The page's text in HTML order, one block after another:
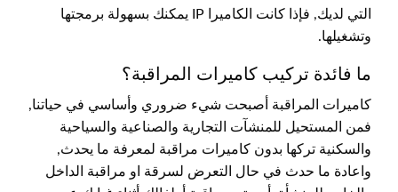
التي لديك, فإذا كانت الكاميرا IP يمكنك بسهولة برمجتها
وتشغيلها.
ما فائدة تركيب كاميرات المراقبة؟
كاميرات المراقبة أصبحت شيء ضروري وأساسي في حياتنا,
فمن المستحيل للمنشآت التجارية والصناعية والسياحية
والسكنية تركها بدون كاميرات مراقبة لمعرفة ما يحدث,
واعادة ما حدث في حال التعرض لسرقة او مراقبة الداخل